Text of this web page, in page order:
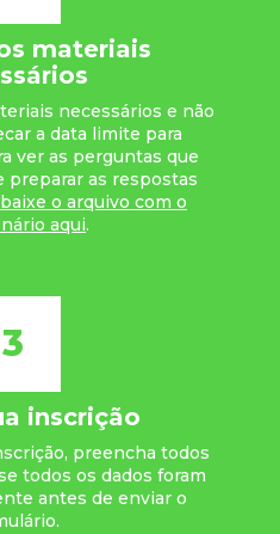
materiais
necessários e não
a data limite para
ver as perguntas que
preparar as respostas
baixe o arquivo com o
aqui.
3
inscrição
preencha todos
todos os dados foram
antes de enviar o